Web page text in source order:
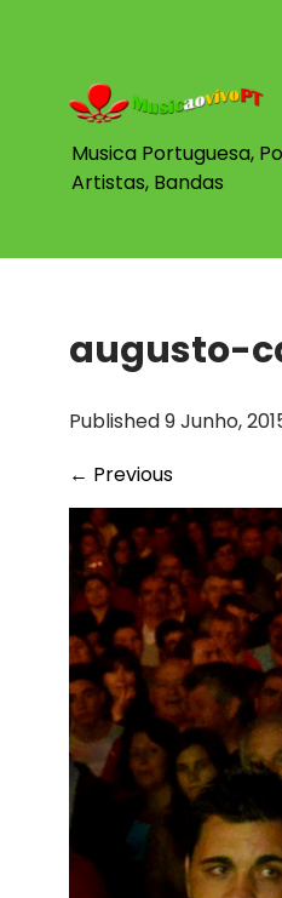
Musica Portuguesa,
Artistas, Bandas
augusto-
Published 9 Junho,
← Previous